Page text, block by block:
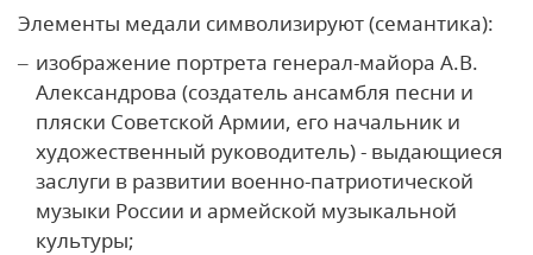
Элементы медали символизируют (семантика):
изображение портрета генерал-майора А.В.
Александрова (создатель ансамбля песни и
пляски Советской Армии, его начальник и
художественный руководитель) - выдающиеся
заслуги в развитии военно-патриотической
музыки России и армейской музыкальной
культуры;